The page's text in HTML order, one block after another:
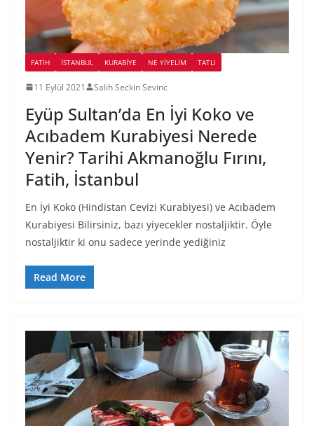
FATIH İSTANBUL KURABIYE NE YİYELİM TATLI
11 Eylül 2021 Salih Seckin Sevinc
Eyüp Sultan’da En İyi Koko ve
Acıbadem Kurabiyesi Nerede
Yenir? Tarihi Akmanoğlu Fırını,
Fatih, İstanbul
En İyi Koko (Hindistan Cevizi Kurabiyesi) ve Acıbadem
Kurabiyesi Bilirsiniz, bazı yiyecekler nostaljiktir. Öyle
nostaljiktir ki onu sadece yerinde yediğiniz
Read More